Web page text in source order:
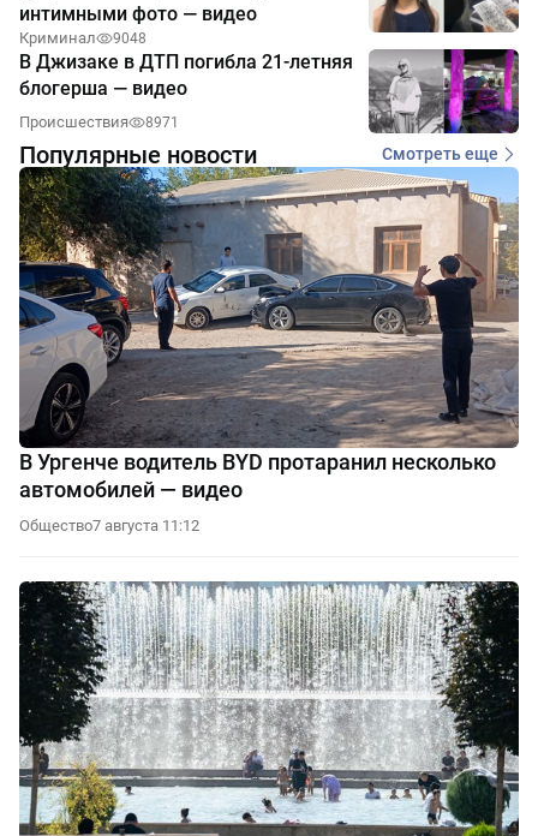
интимными фото — видео
Криминал 9048
В Джизаке в ДТП погибла 21-летняя
блогерша — видео
Происшествия 8971
Популярные новости Смотреть еще
В Ургенче водитель BYD протаранил несколько
автомобилей — видео
Общество7 августа 11:12